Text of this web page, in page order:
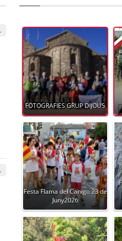
FOTOGRAFIES GRUP DIJOUS
Festa Flama del Canigo 23 de
Juny2026